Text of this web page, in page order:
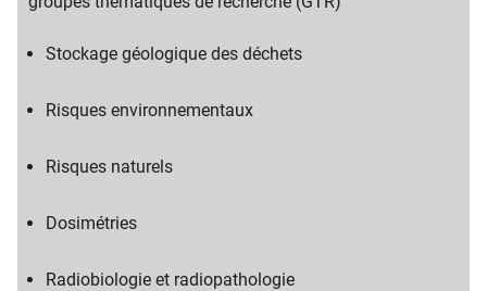
Stockage géologique des déchets
Risques environnementaux
Risques naturels
Dosimétries
Radiobiologie et radiopathologie